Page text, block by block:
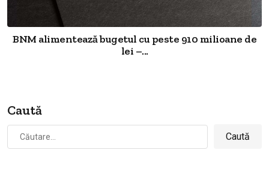
BNM alimentează bugetul cu peste 910 milioane de
lei –...
Caută
Caută
după: